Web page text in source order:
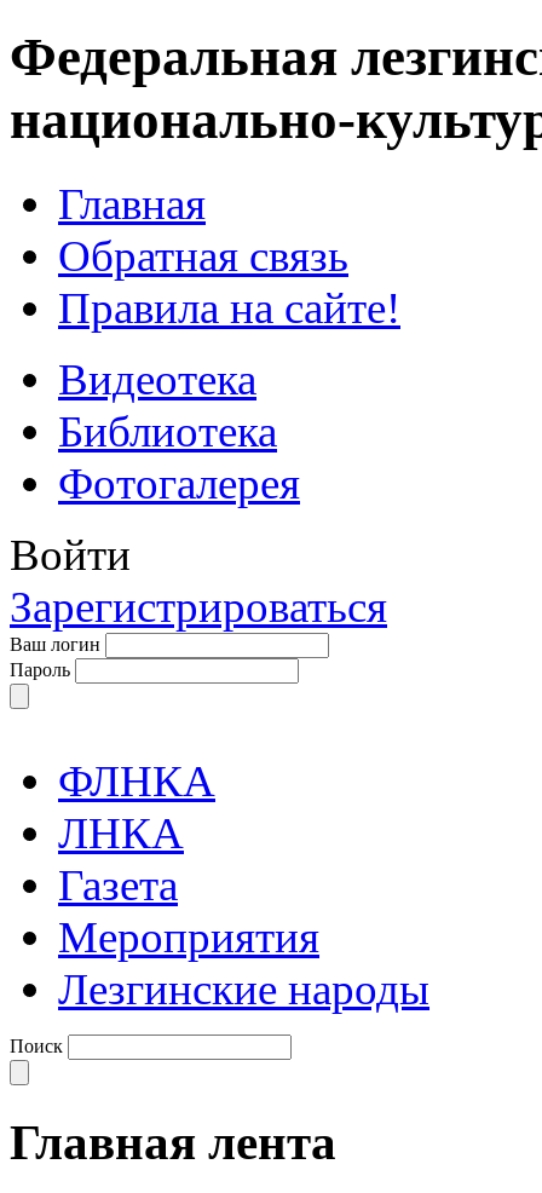
Федеральная
национально-
Главная
Обратная связь
Правила на сайте!
Видеотека
Библиотека
Фотогалерея
Войти
Зарегистрироваться
Ваш логин
Пароль
ФЛНКА
ЛНКА
Газета
Мероприятия
Лезгинские народы
Поиск
Главная лента